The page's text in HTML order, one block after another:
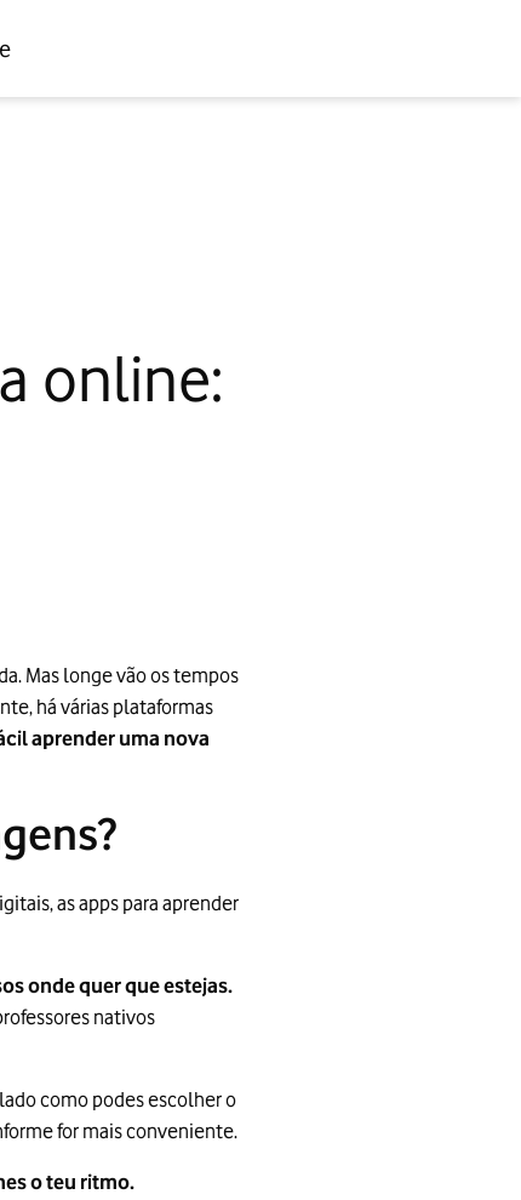
online:
Mas longe vão os tempos
há várias plataformas
aprender uma nova
as apps para aprender
onde quer que estejas.
nativos
como podes escolher o
for mais conveniente.
o teu ritmo.